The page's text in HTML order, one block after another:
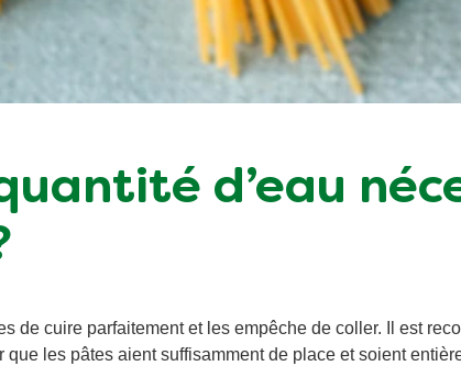
d’eau
de cuire parfaitement et les empêche de coller. Il est
les pâtes aient suffisamment de place et soient